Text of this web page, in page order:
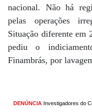
nacional. Não há
pelas operações
Situação diferente em
pediu o
Finambrás, por
DENÚNCIA Investigadores do